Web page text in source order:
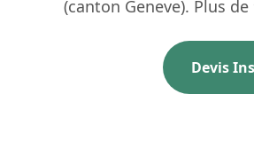
(canton Geneve). Plus
Devis